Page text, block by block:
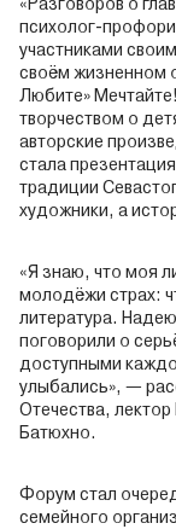
«Разговоров о
психолог-
участниками
своём жизненном
Любите»
творчеством о
авторские
стала
традиции
художники, а
«Я знаю, что моя
молодёжи страх:
литература.
поговорили о
доступными
улыбались», —
Отечества,
Батюхно.
Форум стал
семейного